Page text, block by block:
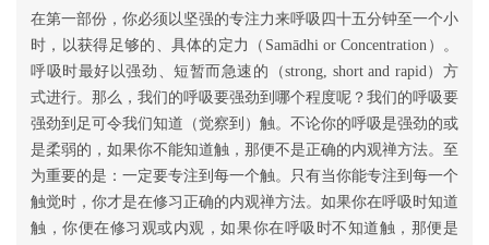
在第一部份，你必须以坚强的专注力来呼吸四十五分钟至一个小
时，以获得足够的、具体的定力（Samādhi or Concentration）。
呼吸时最好以强劲、短暂而急速的（strong, short and rapid）方
式进行。那么，我们的呼吸要强劲到哪个程度呢？我们的呼吸要
强劲到足可令我们知道（觉察到）触。不论你的呼吸是强劲的或
是柔弱的，如果你不能知道触，那便不是正确的内观禅方法。至
为重要的是：一定要专注到每一个触。只有当你能专注到每一个
触觉时，你才是在修习正确的内观禅方法。如果你在呼吸时知道
触，你便在修习观或内观，如果你在呼吸时不知道触，那便是